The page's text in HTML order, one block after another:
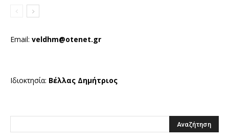
Email: veldhm@otenet.gr
Ιδιοκτησία: Βέλλας Δημήτριος